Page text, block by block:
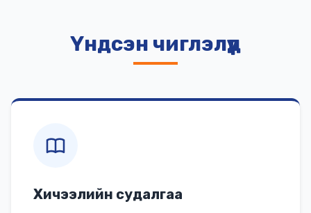
Үндсэн чиглэлүүд
Хичээлийн судалгаа